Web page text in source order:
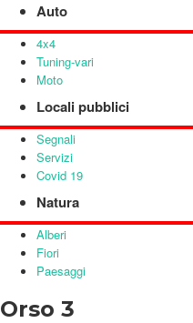
Auto
4x4
Tuning-vari
Moto
Locali pubblici
Segnali
Servizi
Covid 19
Natura
Alberi
Fiori
Paesaggi
Orso 3